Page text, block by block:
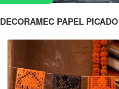
DECORAMEC PAPEL PICADO